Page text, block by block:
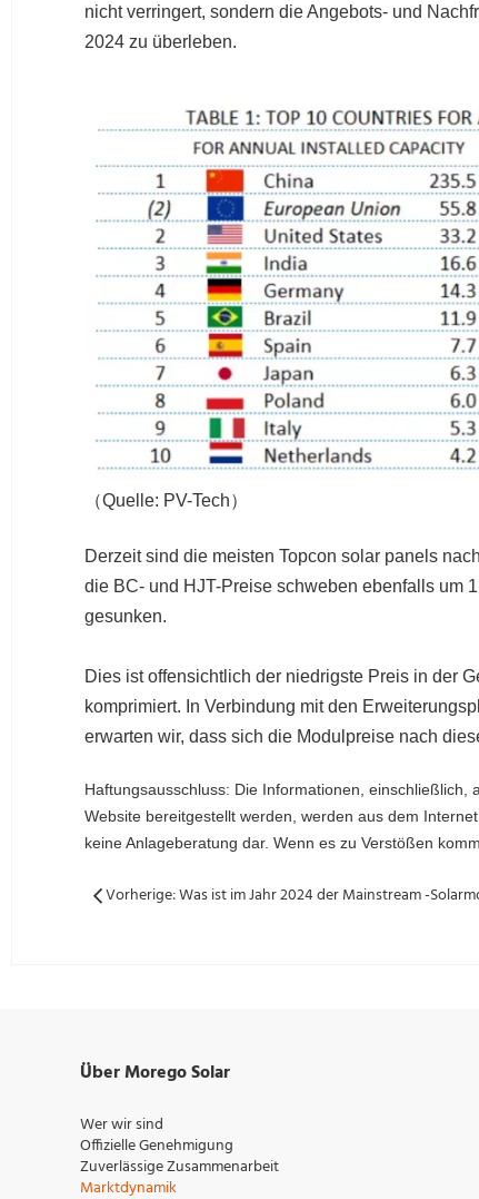
nicht verringert, sondern die Angebots- und
2024 zu überleben.
（Quelle: PV-Tech）
Derzeit sind die meisten Topcon solar panels
die BC- und HJT-Preise schweben ebenfalls um
gesunken.
Dies ist offensichtlich der niedrigste Preis in der
komprimiert. In Verbindung mit den
erwarten wir, dass sich die Modulpreise nach
Haftungsausschluss: Die Informationen,
Website bereitgestellt werden, werden aus dem
keine Anlageberatung dar. Wenn es zu Verstößen
Über Morego Solar
Wer wir sind
Offizielle Genehmigung
Zuverlässige Zusammenarbeit
Marktdynamik